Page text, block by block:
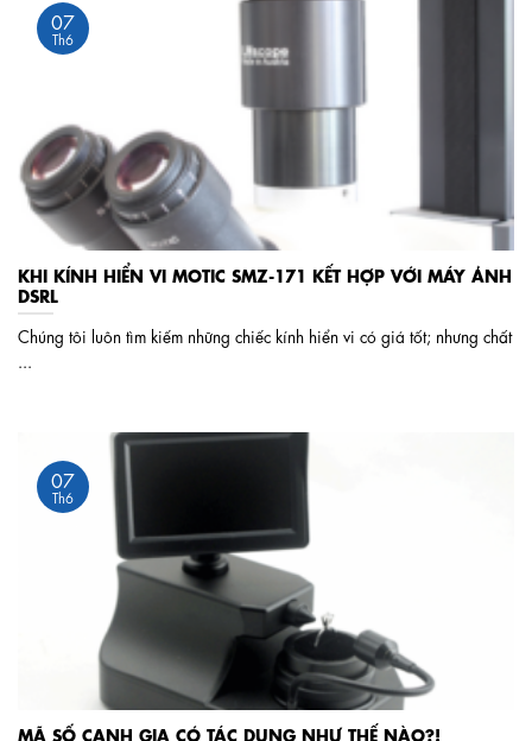
KHI KÍNH HIỂN VI MOTIC SMZ-171 KẾT HỢP VỚI MÁY ẢNH
DSRL
Chúng tôi luôn tìm kiếm những chiếc kính hiển vi có giá tốt; nhưng chất
07
Th6
MÃ SỐ CẠNH GIA CÓ TÁC DỤNG NHƯ THẾ NÀO?!
07
Th6